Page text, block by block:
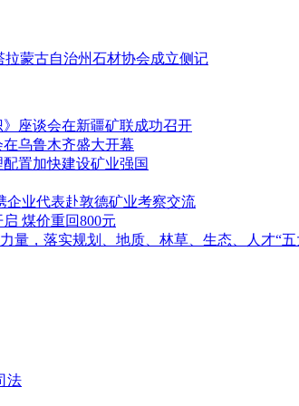
蒙古自治州石材协会成立侧记
座谈会在新疆矿联成功召开
乌鲁木齐盛大开幕
置加快建设矿业强国
企业代表赴敦德矿业考察交流
煤价重回800元
量，落实规划、地质、林草、生态、人才“
法